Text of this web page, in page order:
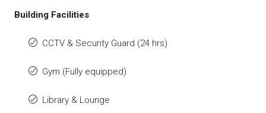
Building Facilities
CCTV & Security Guard (24 hrs)
Gym (Fully equipped)
Library & Lounge